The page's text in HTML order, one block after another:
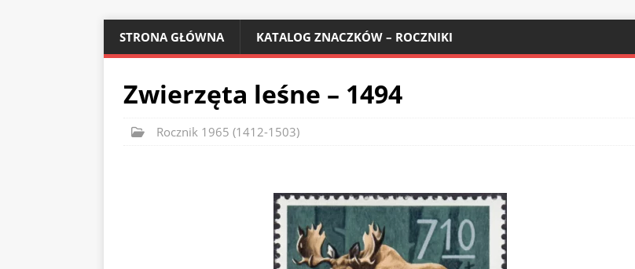
STRONA GŁÓWNA KATALOG ZNACZKÓW – ROCZNIKI
Zwierzęta leśne – 1494
Rocznik 1965 (1412-1503)